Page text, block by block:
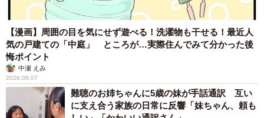
【漫画】周囲の目を気にせず遊べる！洗濯物も干せる！最近人
気の戸建ての「中庭」 ところが…実際住んでみて分かった後
悔ポイント
中瀬 えみ
2026.08.07
難聴のお姉ちゃんに5歳の妹が手話通訳 互い
に支え合う家族の日常に反響「妹ちゃん、頼も